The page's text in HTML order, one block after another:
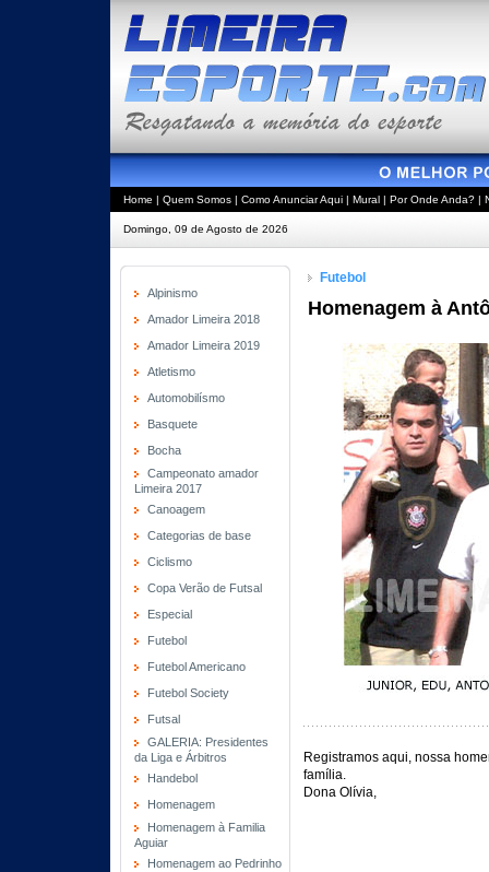
Home | Quem Somos | Como Anunciar Aqui | Mural | Por Onde Anda? |
Domingo, 09 de Agosto de 2026
Alpinismo
Amador Limeira 2018
Amador Limeira 2019
Atletismo
Automobilísmo
Basquete
Bocha
Campeonato amador
Limeira 2017
Canoagem
Categorias de base
Ciclismo
Copa Verão de Futsal
Especial
Futebol
Futebol Americano
Futebol Society
Futsal
GALERIA: Presidentes
da Liga e Árbitros
Handebol
Homenagem
Homenagem à Familia
Aguiar
Homenagem ao Pedrinho
Futebol
Homenagem à
Registramos aqui, nossa
família.
Dona Olívia,